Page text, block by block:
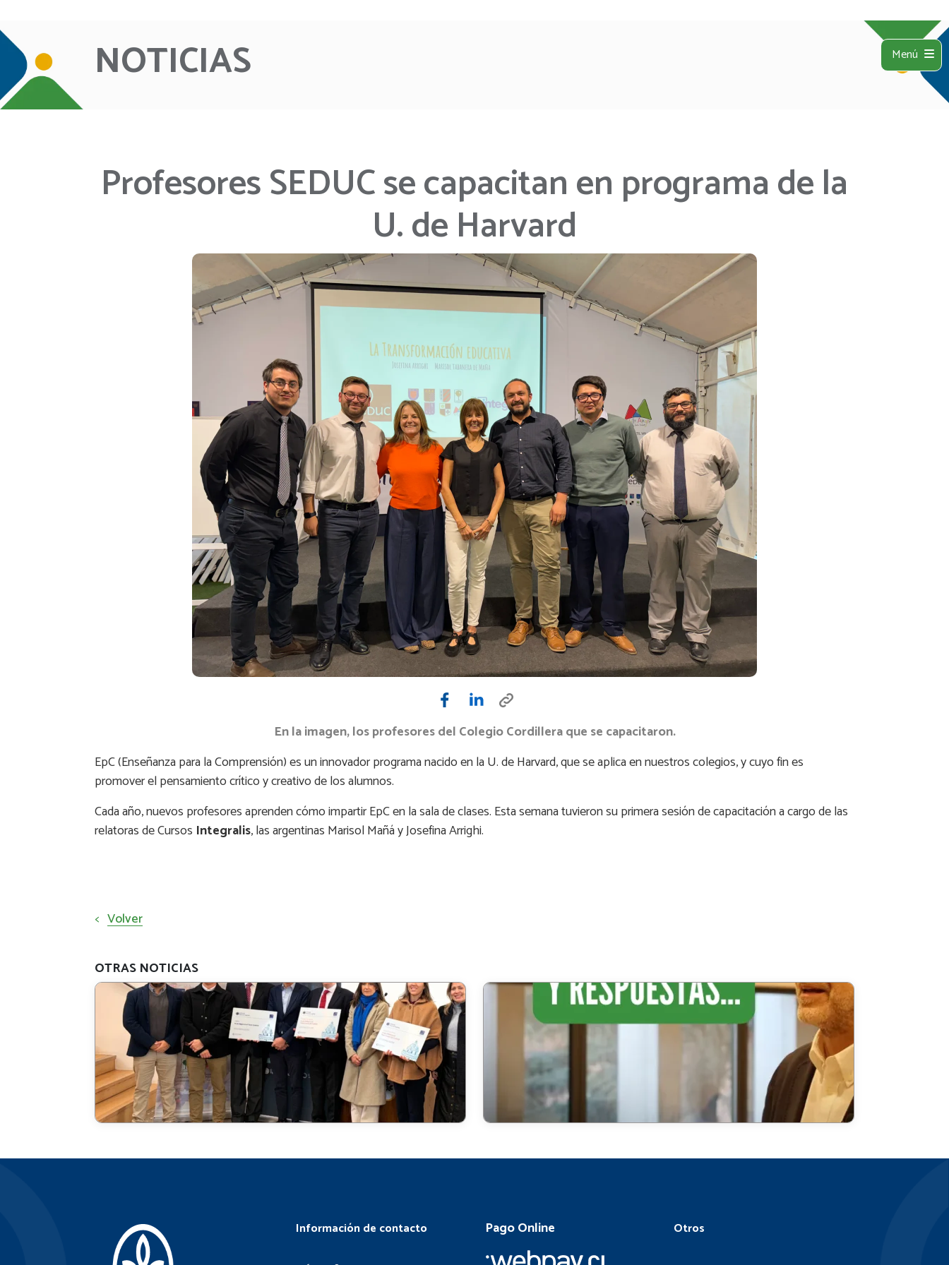
Menú
NOTICIAS
Profesores SEDUC se capacitan en programa de la
U. de Harvard
En la imagen, los profesores del Colegio Cordillera que se capacitaron.
EpC (Enseñanza para la Comprensión) es un innovador programa nacido en la U. de Harvard, que se aplica en nuestros colegios, y cuyo fin es
promover el pensamiento crítico y creativo de los alumnos.
Cada año, nuevos profesores aprenden cómo impartir EpC en la sala de clases. Esta semana tuvieron su primera sesión de capacitación a cargo de las
relatoras de Cursos Integralis, las argentinas Marisol Mañá y Josefina Arrighi.
< Volver
OTRAS NOTICIAS
¡Somos
centro
examinador
Información de contacto Pago Online Otros